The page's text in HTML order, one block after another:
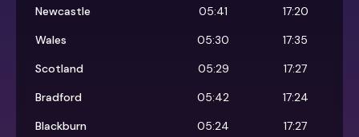
Newcastle
05:41
17:20
Wales
05:30
17:35
Scotland
05:29
17:27
Bradford
05:42
17:24
Blackburn
05:24 17:27